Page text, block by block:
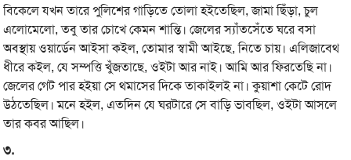
বিকেলে যখন তারে পুলিশের গাড়িতে তোলা হইতেছিল, জামা ছিঁড়া, চুল
এলোমেলো, তবু তার চোখে কেমন শান্তি। জেলের স্যাঁতসেঁতে ঘরে বসা
অবস্থায় ওয়ার্ডেন আইসা কইল, তোমার স্বামী আইছে, নিতে চায়। এলিজাবেথ
ধীরে কইল, যে সম্পত্তি খুঁজতাছে, ওইটা আর নাই। আমি আর ফিরতেছি না।
জেলের গেট পার হইয়া সে থমাসের দিকে তাকাইলই না। কুয়াশা কেটে রোদ
উঠতেছিল। মনে হইল, এতদিন যে ঘরটারে সে বাড়ি ভাবছিল, ওইটা আসলে
তার কবর আছিল।
৩.